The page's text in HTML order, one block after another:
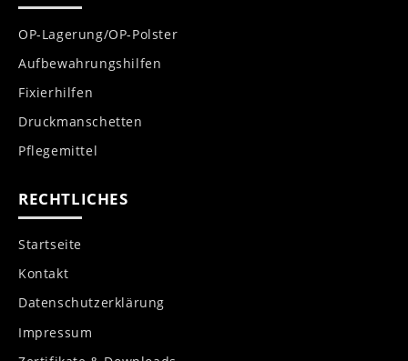
OP-Lagerung/OP-Polster
Aufbewahrungshilfen
Fixierhilfen
Druckmanschetten
Pflegemittel
RECHTLICHES
Startseite
Kontakt
Datenschutzerklärung
Impressum